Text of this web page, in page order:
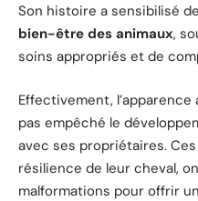
Son histoire a sensibilisé
bien-être des animaux,
soins appropriés et de
Effectivement, l’apparence
pas empêché le
avec ses propriétaires.
résilience de leur cheval,
malformations pour offrir